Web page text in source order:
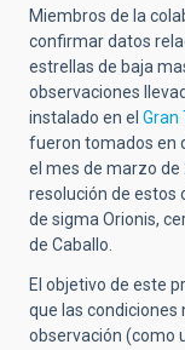
Miembros de la
confirmar datos
estrellas de baja
observaciones
instalado en el Gran
fueron tomados en
el mes de marzo de
resolución de estos
de sigma Orionis,
de Caballo.
El objetivo de este
que las
observación (como